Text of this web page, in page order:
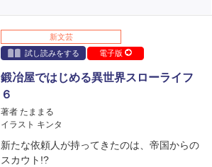
新文芸
試し読みをする
電子版
鍛冶屋ではじめる異世界スローライフ
６
著者 たままる
イラスト キンタ
新たな依頼人が持ってきたのは、帝国からの
スカウト!?